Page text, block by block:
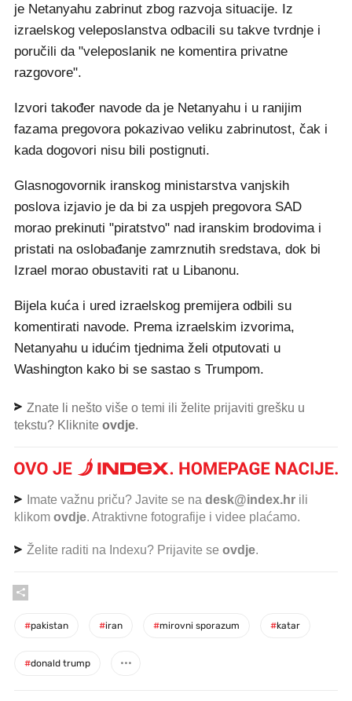
je Netanyahu zabrinut zbog razvoja situacije. Iz
izraelskog veleposlanstva odbacili su takve tvrdnje i
poručili da "veleposlanik ne komentira privatne
razgovore".
Izvori također navode da je Netanyahu i u ranijim
fazama pregovora pokazivao veliku zabrinutost, čak i
kada dogovori nisu bili postignuti.
Glasnogovornik iranskog ministarstva vanjskih
poslova izjavio je da bi za uspjeh pregovora SAD
morao prekinuti "piratstvo" nad iranskim brodovima i
pristati na oslobađanje zamrznutih sredstava, dok bi
Izrael morao obustaviti rat u Libanonu.
Bijela kuća i ured izraelskog premijera odbili su
komentirati navode. Prema izraelskim izvorima,
Netanyahu u idućim tjednima želi otputovati u
Washington kako bi se sastao s Trumpom.
Znate li nešto više o temi ili želite prijaviti grešku u
tekstu? Kliknite ovdje.
Imate važnu priču? Javite se na desk@index.hr ili
klikom ovdje. Atraktivne fotografije i videe plaćamo.
Želite raditi na Indexu? Prijavite se ovdje.
#pakistan #iran #mirovni sporazum #katar
#donald trump